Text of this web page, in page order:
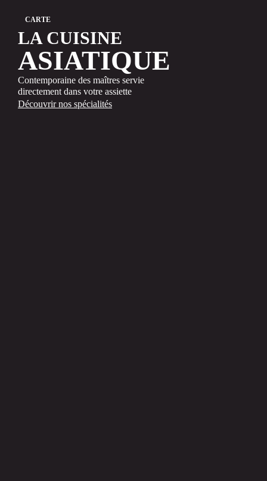
CARTE
LA CUISINE
ASIATIQUE
Contemporaine des maîtres servie
directement dans votre assiette
Découvrir nos spécialités